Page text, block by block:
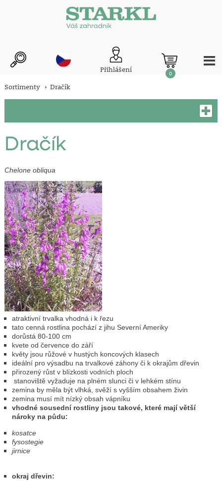
Přihlášení 0
Sortimenty Dračík
Dračík
Chelone obliqua
atraktivní trvalka vhodná i k řezu
tato cenná rostlina pochází z jihu Severní Ameriky
dorůstá 80-100 cm
kvete od července do září
květy jsou růžové v hustých koncových klasech
ideální pro výsadbu na trvalkové záhony či k okrajům dřevin
přirozený růst v blízkosti vodních ploch
stanoviště vyžaduje na plném slunci či v lehkém stínu
zemina by měla být vlhká, svěží s vyšším obsahem živin
zemina musí mít nízký obsah vápníku
vhodné sousední rostliny jsou takové, které mají větší
nároky na půdu:
kosatce
fysostegie
jirnice
okraj dřevin: